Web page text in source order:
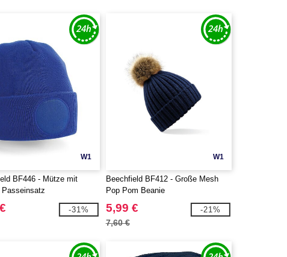
W1
BF446 - Mütze mit
Passeinsatz
-31%
W1
Beechfield BF412 - Große Mesh
Pop Pom Beanie
5,99 €
7,60 €
-21%